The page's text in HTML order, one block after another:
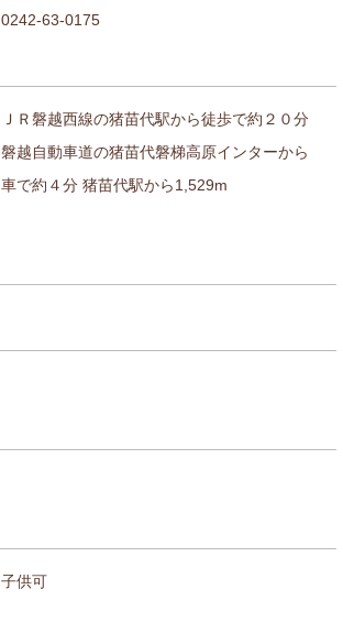
0242-63-0175
ＪＲ磐越西線の猪苗代駅から徒歩で約２０分
磐越自動車道の猪苗代磐梯高原インターから
車で約４分 猪苗代駅から1,529m
子供可